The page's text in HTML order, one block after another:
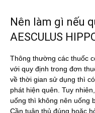
Nên làm gì nếu
AESCULUS
Thông thường các thuốc
với quy định trong đơn
về thời gian sử dụng thì
phát hiện quên. Tuy
uống thì không nên uống
Cần tuân thủ đúng hoặc